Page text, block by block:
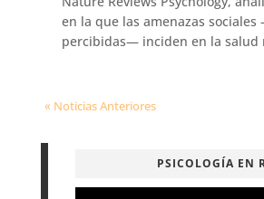
en la que las amenazas
percibidas— inciden en la salud
« Noticias Anteriores
PSICOLOGÍA EN